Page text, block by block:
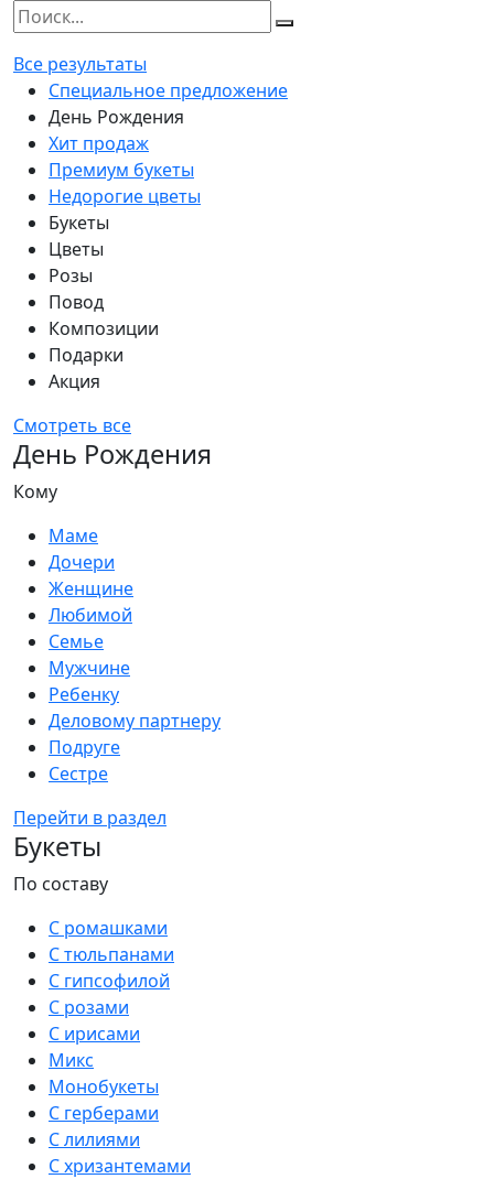
Все результаты
Специальное предложение
День Рождения
Хит продаж
Премиум букеты
Недорогие цветы
Букеты
Цветы
Розы
Повод
Композиции
Подарки
Акция
Смотреть все
День Рождения
Кому
Маме
Дочери
Женщине
Любимой
Семье
Мужчине
Ребенку
Деловому партнеру
Подруге
Сестре
Перейти в раздел
Букеты
По составу
С ромашками
С тюльпанами
С гипсофилой
С розами
С ирисами
Микс
Монобукеты
С герберами
С лилиями
С хризантемами